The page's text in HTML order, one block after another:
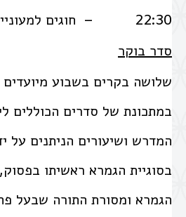
22:30 – חוגים למעוניינות
סדר בוקר
שלושה בקרים בשבוע מיועדים
במתכונת של סדרים הכוללים
המדרש ושיעורים הניתנים על
בסוגיית הגמרא ראשיתו
הגמרא ומסורת התורה שבעל פה,